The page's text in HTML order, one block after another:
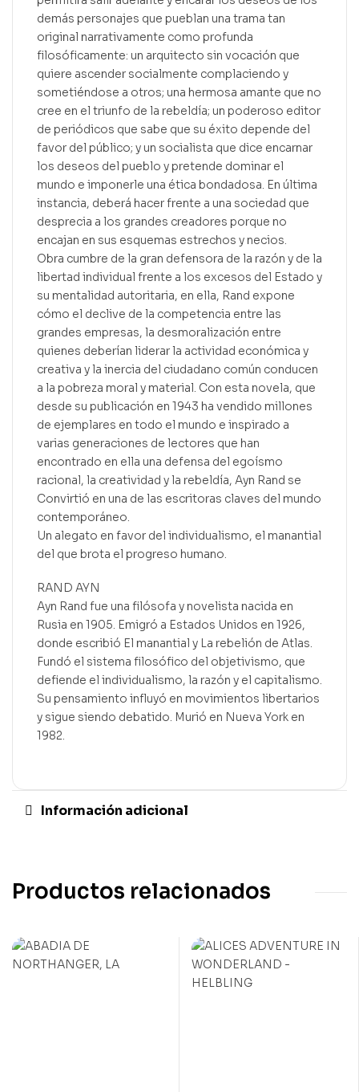
demás personajes que pueblan una trama tan
original narrativamente como profunda
filosóficamente: un arquitecto sin vocación que
quiere ascender socialmente complaciendo y
sometiéndose a otros; una hermosa amante que no
cree en el triunfo de la rebeldía; un poderoso editor
de periódicos que sabe que su éxito depende del
favor del público; y un socialista que dice encarnar
los deseos del pueblo y pretende dominar el
mundo e imponerle una ética bondadosa. En última
instancia, deberá hacer frente a una sociedad que
desprecia a los grandes creadores porque no
encajan en sus esquemas estrechos y necios.
Obra cumbre de la gran defensora de la razón y de la
libertad individual frente a los excesos del Estado y
su mentalidad autoritaria, en ella, Rand expone
cómo el declive de la competencia entre las
grandes empresas, la desmoralización entre
quienes deberían liderar la actividad económica y
creativa y la inercia del ciudadano común conducen
a la pobreza moral y material. Con esta novela, que
desde su publicación en 1943 ha vendido millones
de ejemplares en todo el mundo e inspirado a
varias generaciones de lectores que han
encontrado en ella una defensa del egoísmo
racional, la creatividad y la rebeldía, Ayn Rand se
Convirtió en una de las escritoras claves del mundo
contemporáneo.
Un alegato en favor del individualismo, el manantial
del que brota el progreso humano.
RAND AYN
Ayn Rand fue una filósofa y novelista nacida en
Rusia en 1905. Emigró a Estados Unidos en 1926,
donde escribió El manantial y La rebelión de Atlas.
Fundó el sistema filosófico del objetivismo, que
defiende el individualismo, la razón y el capitalismo.
Su pensamiento influyó en movimientos libertarios
y sigue siendo debatido. Murió en Nueva York en
1982.
Información adicional
Productos relacionados